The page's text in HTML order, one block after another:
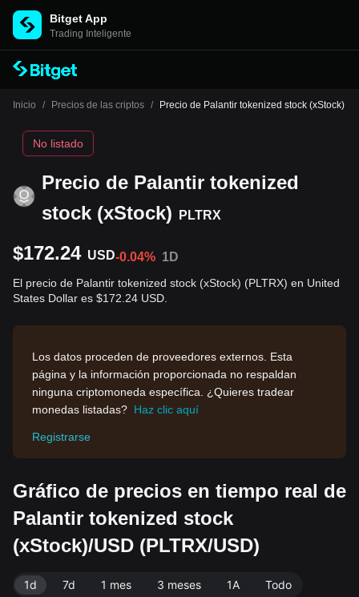
Bitget App
Trading Inteligente
Inicio / Precios de las criptos / Precio de Palantir tokenized stock (xStock)
Precio de Palantir tokenized
stock (xStock)
PLTRX
No listado
$172.24 USD-0.04% 1D
El precio de Palantir tokenized stock (xStock) (PLTRX) en United
States Dollar es $172.24 USD.
Los datos proceden de proveedores externos. Esta
página y la información proporcionada no respaldan
ninguna criptomoneda específica. ¿Quieres tradear
monedas listadas? Haz clic aquí
Registrarse
Gráfico de precios en tiempo real de
Palantir tokenized stock
(xStock)/USD (PLTRX/USD)
1d 7d 1 mes 3 meses 1A Todo